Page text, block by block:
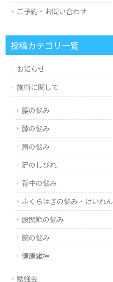
ご予約・お問い合わせ
投稿カテゴリ一覧
お知らせ
施術に関して
腰の悩み
膝の悩み
肩の悩み
足のしびれ
背中の悩み
ふくらはぎの悩み・けいれん
股関節の悩み
腕の悩み
健康維持
勉強会